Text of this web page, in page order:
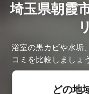
埼玉県朝霞
浴室の黒カビや水垢
コミを比較しましょ
どの地